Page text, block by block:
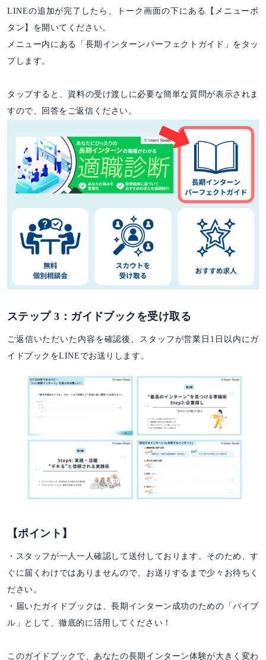
LINEの追加が完了したら、トーク画面の下にある【メニューボ
タン】を開いてください。
メニュー内にある「長期インターンパーフェクトガイド」をタッ
プします。
タップすると、資料の受け渡しに必要な簡単な質問が表示されま
すので、回答をご返信ください。
ステップ 3：ガイドブックを受け取る
ご返信いただいた内容を確認後、スタッフが営業日1日以内にガ
イドブックをLINEでお送りします。
【ポイント】
・スタッフが一人一人確認して送付しております。そのため、す
ぐに届くわけではありませんので、お送りするまで少々お待ちく
ださい。
・届いたガイドブックは、長期インターン成功のための「バイブ
ル」として、徹底的に活用してください！
このガイドブックで、あなたの長期インターン体験が大きく変わ